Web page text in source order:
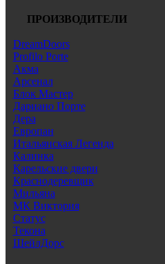
ПРОИЗВОДИТЕЛИ
DreamDoors
Profilo Porte
Акма
Арсенал
Блок Мастер
Дариано Порте
Дера
Европан
Итальянская Легенда
Калинка
Карельские двери
Краснодеревщик
Мильяна
МК Виктория
Статус
Текона
ШейлДорс